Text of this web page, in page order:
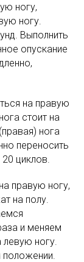
ногу,
ногу.
Выполнить
опускание
на правую
стоит на
нога
переносить
циклов.
правую ногу,
на полу.
и меняем
левую ногу.
положении.